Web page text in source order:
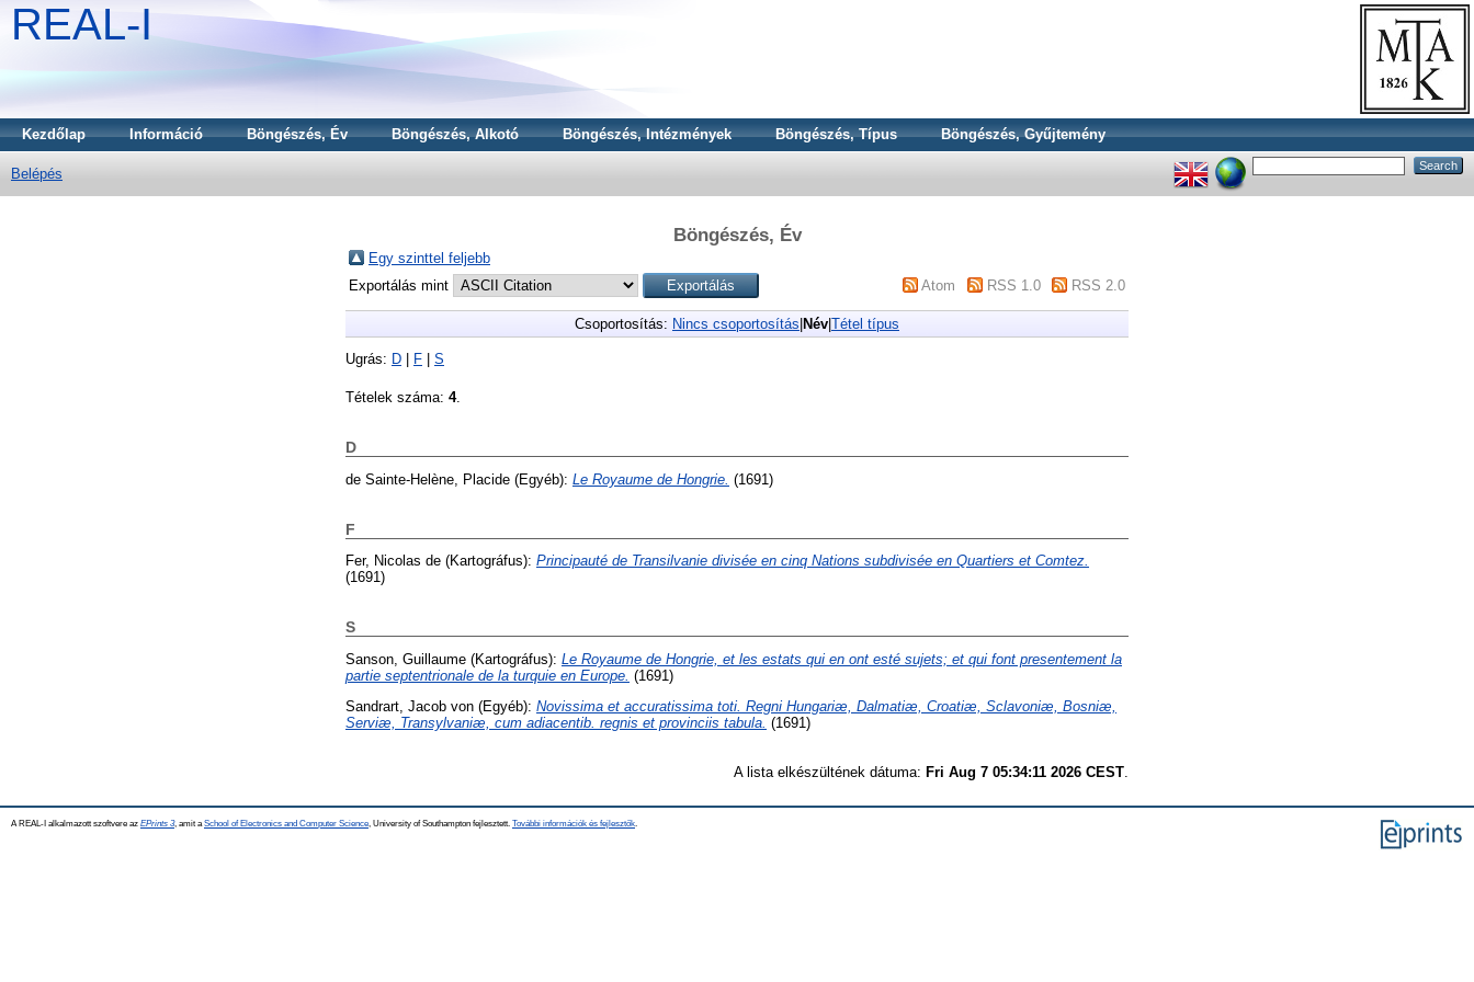
REAL-I
Kezdőlap Információ Böngészés, Év Böngészés, Alkotó Böngészés, Intézmények Böngészés, Típus Böngészés, Gyűjtemény
Belépés
Böngészés, Év
Egy szinttel feljebb
Exportálás mint
Atom RSS 1.0 RSS 2.0
Csoportosítás: Nincs csoportosítás Név Tétel típus
Ugrás: D F S
Tételek száma: 4.
D
de Sainte-Helène, Placide (Egyéb): Le Royaume de Hongrie. (1691)
F
Fer, Nicolas de (Kartográfus): Principauté de Transilvanie divisée en cinq Nations subdivisée en Quartiers et Comtez.
(1691)
S
Sanson, Guillaume (Kartográfus): Le Royaume de Hongrie, et les estats qui en ont esté sujets; et qui font presentement la
partie septentrionale de la turquie en Europe. (1691)
Sandrart, Jacob von (Egyéb): Novissima et accuratissima toti. Regni Hungariæ, Dalmatiæ, Croatiæ, Sclavoniæ, Bosniæ,
Serviæ, Transylvaniæ, cum adiacentib. regnis et provinciis tabula. (1691)
A lista elkészültének dátuma: Fri Aug 7 05:34:11 2026 CEST
A REAL-I alkalmazott szoftvere az EPrints 3, amit a School of Electronics and Computer Science , University of Southampton fejlesztett. További információk és fejlesztők